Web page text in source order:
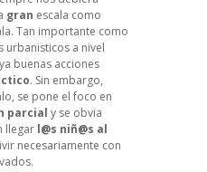
gran escala como
Tan importante como
urbanisticos a nivel
buenas acciones
. Sin embargo,
se pone el foco en
parcial y se obvia
llegar l@s niñ@s al
necesariamente con